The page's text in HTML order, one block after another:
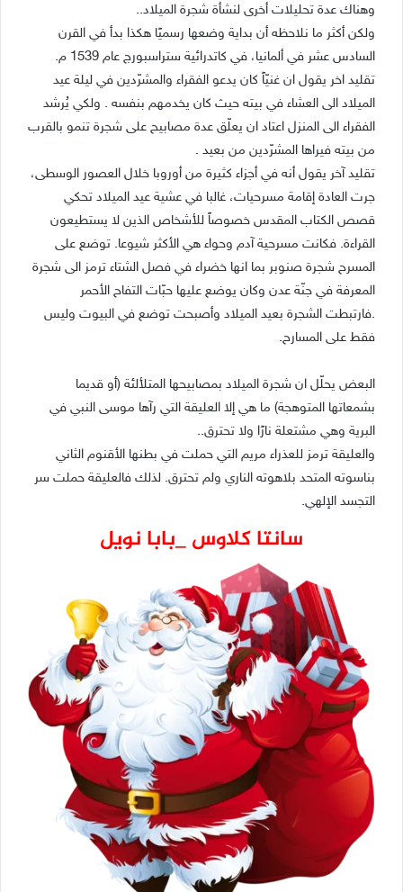
وهناك عدة تحليلات أخرى لنشأة شجرة الميلاد..
ولكن أكثر ما نلاحظه أن بداية وضعها رسميًا هكذا بدأ في القرن
السادس عشر في ألمانيا، في كاتدرائية ستراسبورج عام 1539 م.
تقليد اخر يقول ان غنيّاً كان يدعو الفقراء والمشرّدين في ليلة عيد
الميلاد الى العشاء في بيته حيث كان يخدمهم بنفسه . ولكي يُرشد
الفقراء الى المنزل اعتاد ان يعلّق عدة مصابيح على شجرة تنمو بالقرب
من بيته فيراها المشرّدين من بعيد .
تقليد آخر يقول أنه في أجزاء كثيرة من أوروبا خلال العصور الوسطى،
جرت العادة إقامة مسرحيات، غالبا في عشية عيد الميلاد تحكي
قصص الكتاب المقدس خصوصاً للأشخاص الذين لا يستطيعون
القراءة. فكانت مسرحية آدم وحواء هي الأكثر شيوعا. توضع على
المسرح شجرة صنوبر بما انها خضراء في فصل الشتاء ترمز الى شجرة
المعرفة في جنّة عدن وكان يوضع عليها حبّات التفاح الأحمر
.فارتبطت الشجرة بعيد الميلاد وأصبحت توضع في البيوت وليس
فقط على المسارح.
البعض يحلّل ان شجرة الميلاد بمصابيحها المتلألئة (أو قديما
بشمعاتها المتوهجة) ما هي إلا العليقة التي رآها موسى النبي في
البرية وهي مشتعلة نارًا ولا تحترق..
والعليقة ترمز للعذراء مريم التي حملت في بطنها الأقنوم الثاني
بناسوته المتحد بلاهوته الناري ولم تحترق. لذلك فالعليقة حملت سر
التجسد الإلهي.
سانتا كلاوس _بابا نويل